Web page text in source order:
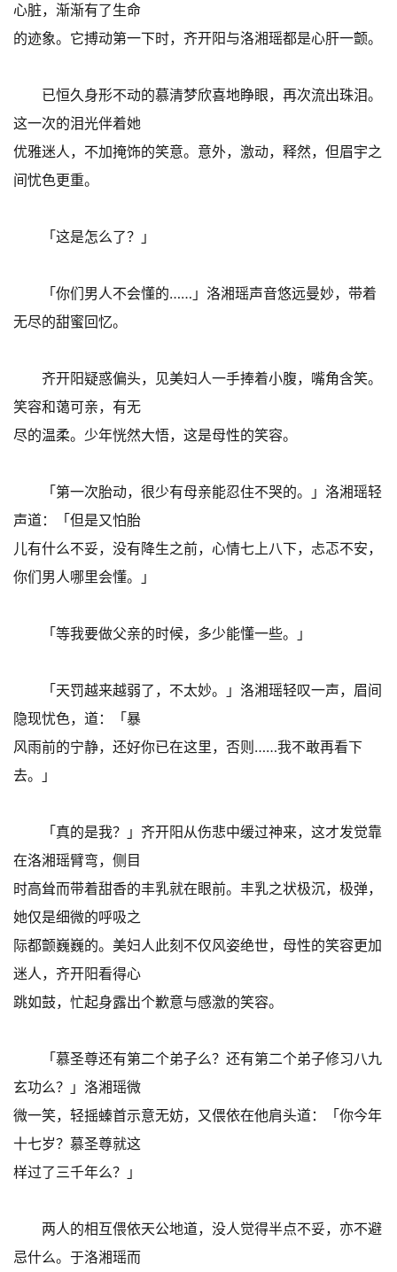
心脏，渐渐有了生命
的迹象。它搏动第一下时，齐开阳与洛湘瑶都是心肝一颤。
已恒久身形不动的慕清梦欣喜地睁眼，再次流出珠泪。
这一次的泪光伴着她
优雅迷人，不加掩饰的笑意。意外，激动，释然，但眉宇之
间忧色更重。
「这是怎么了？」
「你们男人不会懂的……」洛湘瑶声音悠远曼妙，带着
无尽的甜蜜回忆。
齐开阳疑惑偏头，见美妇人一手捧着小腹，嘴角含笑。
笑容和蔼可亲，有无
尽的温柔。少年恍然大悟，这是母性的笑容。
「第一次胎动，很少有母亲能忍住不哭的。」洛湘瑶轻
声道：「但是又怕胎
儿有什么不妥，没有降生之前，心情七上八下，忐忑不安，
你们男人哪里会懂。」
「等我要做父亲的时候，多少能懂一些。」
「天罚越来越弱了，不太妙。」洛湘瑶轻叹一声，眉间
隐现忧色，道：「暴
风雨前的宁静，还好你已在这里，否则……我不敢再看下
去。」
「真的是我？」齐开阳从伤悲中缓过神来，这才发觉靠
在洛湘瑶臂弯，侧目
时高耸而带着甜香的丰乳就在眼前。丰乳之状极沉，极弹，
她仅是细微的呼吸之
际都颤巍巍的。美妇人此刻不仅风姿绝世，母性的笑容更加
迷人，齐开阳看得心
跳如鼓，忙起身露出个歉意与感激的笑容。
「慕圣尊还有第二个弟子么？还有第二个弟子修习八九
玄功么？」洛湘瑶微
微一笑，轻摇螓首示意无妨，又偎依在他肩头道：「你今年
十七岁？慕圣尊就这
样过了三千年么？」
两人的相互偎依天公地道，没人觉得半点不妥，亦不避
忌什么。于洛湘瑶而